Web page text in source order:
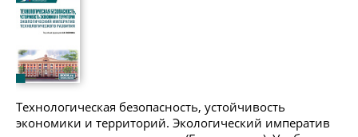
Технологическая безопасность, устойчивость
экономики и территорий. Экологический императив